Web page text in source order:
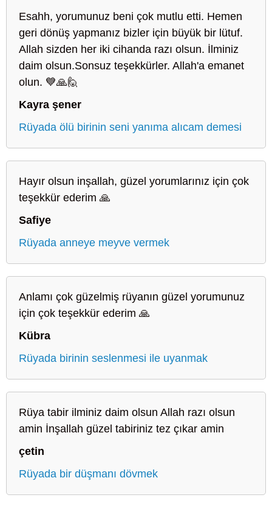
Esahh, yorumunuz beni çok mutlu etti. Hemen
geri dönüş yapmanız bizler için büyük bir lütuf.
Allah sizden her iki cihanda razı olsun. İlminiz
daim olsun.Sonsuz teşekkürler. Allah'a emanet
olun. 💙🙏🙋
Kayra şener
Rüyada ölü birinin seni yanıma alıcam demesi
Hayır olsun inşallah, güzel yorumlarınız için çok
teşekkür ederim 🙏
Safiye
Rüyada anneye meyve vermek
Anlamı çok güzelmiş rüyanın güzel yorumunuz
için çok teşekkür ederim 🙏
Kübra
Rüyada birinin seslenmesi ile uyanmak
Rüya tabir ilminiz daim olsun Allah razı olsun
amin İnşallah güzel tabiriniz tez çıkar amin
çetin
Rüyada bir düşmanı dövmek